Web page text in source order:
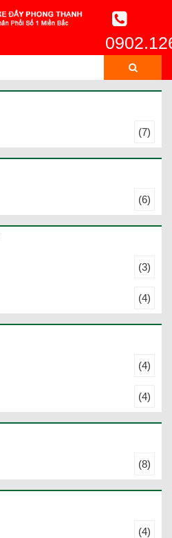
(7)
(6)
(3)
(4)
(4)
(4)
(8)
(4)